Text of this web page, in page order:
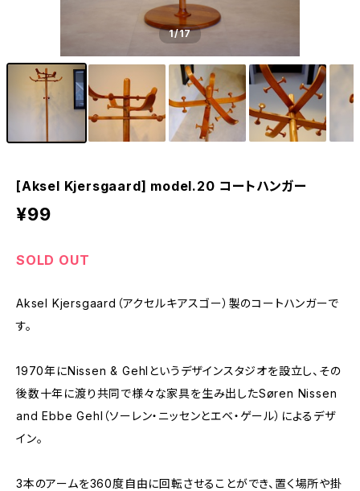
1/17
[Aksel Kjersgaard] model.20 コートハンガー
¥99
SOLD OUT
Aksel Kjersgaard（アクセルキアスゴー）製のコートハンガーで
す。
1970年にNissen & Gehlというデザインスタジオを設立し、その
後数十年に渡り共同で様々な家具を生み出したSøren Nissen
and Ebbe Gehl（ソーレン・ニッセンとエベ・ゲール）によるデザ
イン。
3本のアームを360度自由に回転させることができ、置く場所や掛